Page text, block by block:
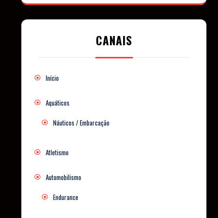
CANAIS
Início
Aquáticos
Náuticos / Embarcação
Atletismo
Automobilismo
Endurance